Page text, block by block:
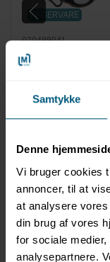
Samtykke
Denne
Vi bruger cookies
annoncer, til at
at analysere
din brug af vores
for sociale
analysepartnere.
LAGERVARE
020499041
Svømmebriller til
voksne | Bilbao
Information